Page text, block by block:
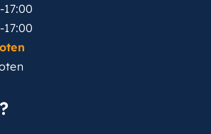
17:00
17:00